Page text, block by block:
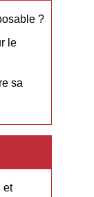
?
le
sa
et